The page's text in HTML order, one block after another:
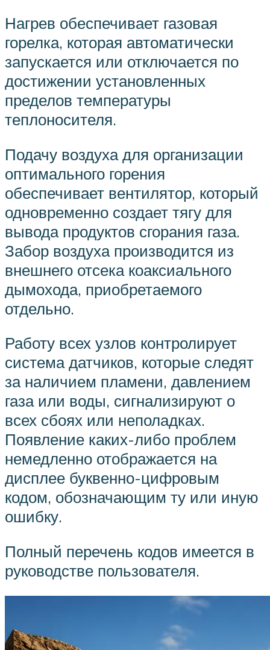
Нагрев обеспечивает газовая
горелка, которая автоматически
запускается или отключается по
достижении установленных
пределов температуры
теплоносителя.
Подачу воздуха для организации
оптимального горения
обеспечивает вентилятор, который
одновременно создает тягу для
вывода продуктов сгорания газа.
Забор воздуха производится из
внешнего отсека коаксиального
дымохода, приобретаемого
отдельно.
Работу всех узлов контролирует
система датчиков, которые следят
за наличием пламени, давлением
газа или воды, сигнализируют о
всех сбоях или неполадках.
Появление каких-либо проблем
немедленно отображается на
дисплее буквенно-цифровым
кодом, обозначающим ту или иную
ошибку.
Полный перечень кодов имеется в
руководстве пользователя.